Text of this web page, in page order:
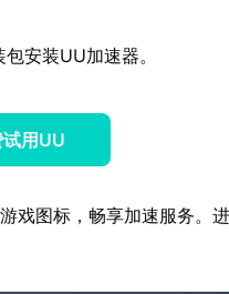
安装UU加速器。
用UU
戏图标，畅享加速服务。